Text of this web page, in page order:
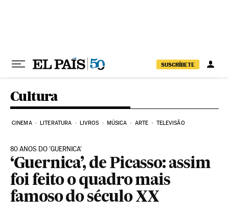
SUSCRÍBETE
Cultura
CINEMA LITERATURA LIVROS MÚSICA ARTE TELEVISÃO
80 ANOS DO 'GUERNICA'
‘Guernica’, de Picasso: assim
foi feito o quadro mais
famoso do século XX